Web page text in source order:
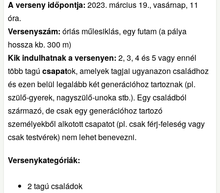
A verseny időpontja: 2023. március 19., vasárnap, 11
óra.
Versenyszám: óriás műlesiklás, egy futam (a pálya
hossza kb. 300 m)
Kik indulhatnak a versenyen: 2, 3, 4 és 5 vagy ennél
több tagú csapatok, amelyek tagjai ugyanazon családhoz
és ezen belül legalább két generációhoz tartoznak (pl.
szülő-gyerek, nagyszülő-unoka stb.). Egy családból
származó, de csak egy generációhoz tartozó
személyekből alkotott csapatot (pl. csak férj-feleség vagy
csak testvérek) nem lehet benevezni.
Versenykategóriák:
2 tagú családok